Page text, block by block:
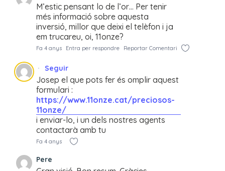
M’estic pensant lo de l’or… Per tenir
més informació sobre aquesta
inversió, millor que deixi el telèfon i ja
em trucareu, oi, 11onze?
Fa 4 anys Entra per respondre Reportar Comentari
Seguir
Josep el que pots fer és omplir aquest
formulari :
https://www.11onze.cat/preciosos-
11onze/
i enviar-lo, i un dels nostres agents
contactarà amb tu
Fa 4 anys
Pere